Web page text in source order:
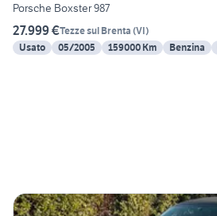
Porsche Boxster 987
27.999 €Tezze sul Brenta (VI)
Usato
05/2005 159000 Km Benzina